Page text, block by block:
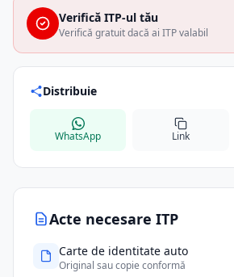
Acte necesare ITP
Carte de identitate auto
Original sau copie conformă
Verifică ITP-ul tău
Verifică gratuit dacă ai ITP valabil
Distribuie
WhatsApp Link